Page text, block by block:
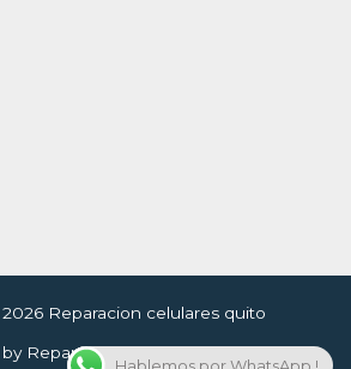
Reparacion celulares quito
Reparacion celulares quito